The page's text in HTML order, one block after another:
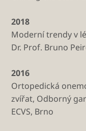
2018
Moderní trendy v
Dr. Prof. Bruno
2016
Ortopedická
zvířat, Odborný
ECVS, Brno